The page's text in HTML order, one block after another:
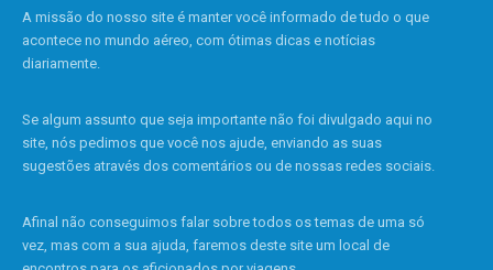
A missão do nosso site é manter você informado de tudo o que
acontece no mundo aéreo, com ótimas dicas e notícias
diariamente.
Se algum assunto que seja importante não foi divulgado aqui no
site, nós pedimos que você nos ajude, enviando as suas
sugestões através dos comentários ou de nossas redes sociais.
Afinal não conseguimos falar sobre todos os temas de uma só
vez, mas com a sua ajuda, faremos deste site um local de